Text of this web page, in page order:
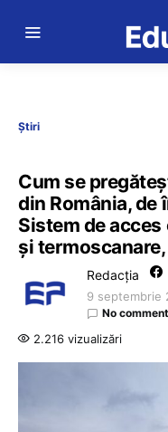
Știri
Cum se
din România, de
Sistem de
și
Redacția
9 septembrie
No
2.216 vizualizări